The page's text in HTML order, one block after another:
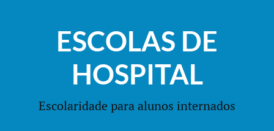
ESCOLAS DE
HOSPITAL
Escolaridade para alunos internados